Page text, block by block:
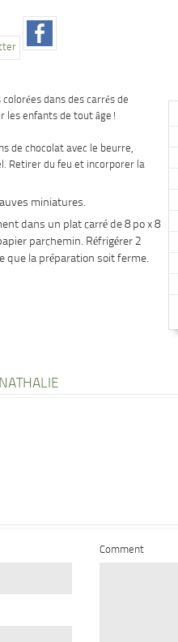
dans des carrés de
les enfants de tout âge!
de chocolat avec le beurre,
Retirer du feu et incorporer la
miniatures.
dans un plat carré de 8 po x 8
parchemin. Réfrigérer 2
que la préparation soit ferme.
NATHALIE
Comment